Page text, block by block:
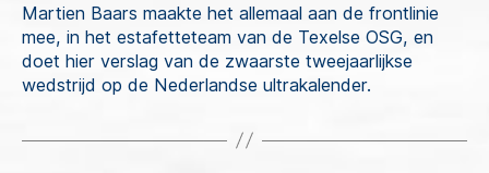
Martien Baars maakte het allemaal aan de frontlinie
mee, in het estafetteteam van de Texelse OSG, en
doet hier verslag van de zwaarste tweejaarlijkse
wedstrijd op de Nederlandse ultrakalender.